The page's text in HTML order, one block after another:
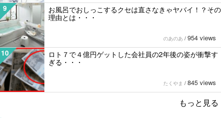
9
お風呂でおしっこするクセは直さなきゃヤバイ！？その
理由とは・・・
のあのあ / 954 views
10
ロト７で４億円ゲットした会社員の2年後の姿が衝撃す
ぎる・・・
たくやま / 845 views
もっと見る